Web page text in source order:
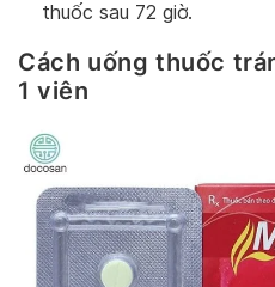
thuốc sau 72 giờ.
Cách uống thuốc
1 viên